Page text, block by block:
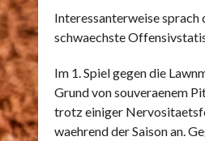
Interessanterweise sprach
schwaechste
Im 1. Spiel gegen die
Grund von souveraenem
trotz einiger
waehrend der Saison an.